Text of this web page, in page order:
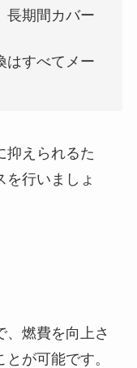
長期間カバー
はすべてメー
抑えられるた
行いましょ
、燃費を向上さ
が可能です。